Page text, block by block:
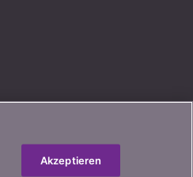
Akzeptieren